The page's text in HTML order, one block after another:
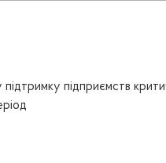
підприємств